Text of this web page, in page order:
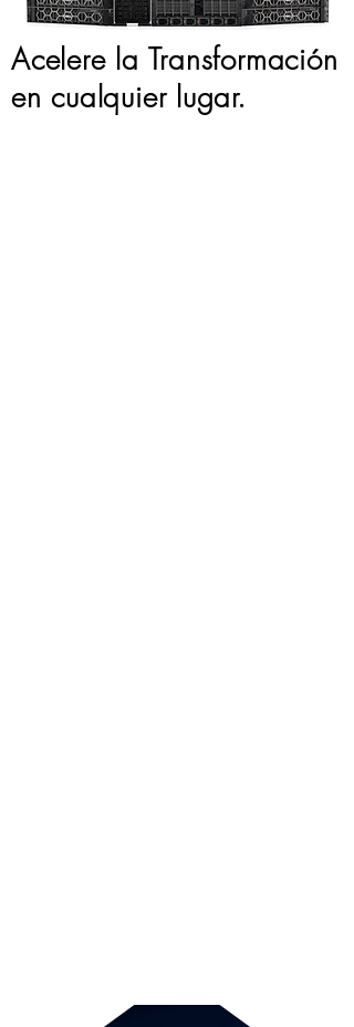
Acelere la Transformación
en cualquier lugar.